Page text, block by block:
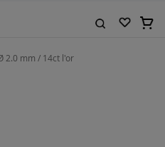
Mon
2.0 mm / 14ct l'or